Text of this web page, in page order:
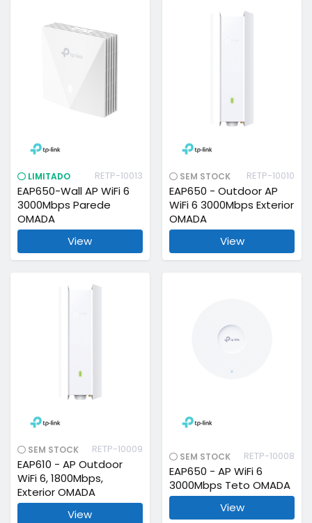
LIMITADO RETP-10013
EAP650-Wall AP WiFi 6
3000Mbps Parede
OMADA
View
SEM STOCK RETP-10010
EAP650 - Outdoor AP
WiFi 6 3000Mbps Exterior
OMADA
View
SEM STOCK RETP-10009
EAP610 - AP Outdoor
WiFi 6, 1800Mbps,
Exterior OMADA
View
SEM STOCK RETP-10008
EAP650 - AP WiFi 6
3000Mbps Teto OMADA
View